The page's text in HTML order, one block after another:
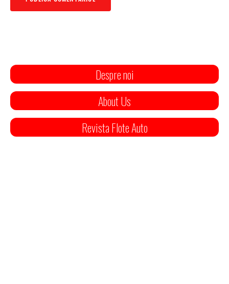
Despre noi
About Us
Revista Flote Auto